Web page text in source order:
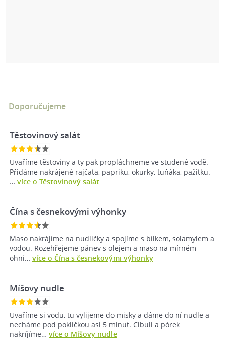
Doporučujeme
Těstovinový salát
Uvaříme těstoviny a ty pak propláchneme ve studené vodě.
Přidáme nakrájené rajčata, papriku, okurky, tuňáka, pažitku.
… více o Těstovinový salát
Čína s česnekovými výhonky
Maso nakrájíme na nudličky a spojíme s bílkem, solamylem a
vodou. Rozehřejeme pánev s olejem a maso na mírném
ohni… více o Čína s česnekovými výhonky
Míšovy nudle
Uvaříme si vodu, tu vylijeme do misky a dáme do ní nudle a
necháme pod pokličkou asi 5 minut. Cibuli a pórek
nakríjíme… více o Míšovy nudle